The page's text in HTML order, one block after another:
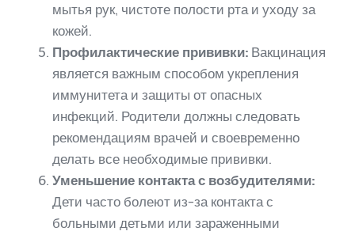
мытья рук, чистоте полости рта и уходу за
кожей.
Профилактические прививки: Вакцинация
является важным способом укрепления
иммунитета и защиты от опасных
инфекций. Родители должны следовать
рекомендациям врачей и своевременно
делать все необходимые прививки.
Уменьшение контакта с возбудителями:
Дети часто болеют из-за контакта с
больными детьми или зараженными